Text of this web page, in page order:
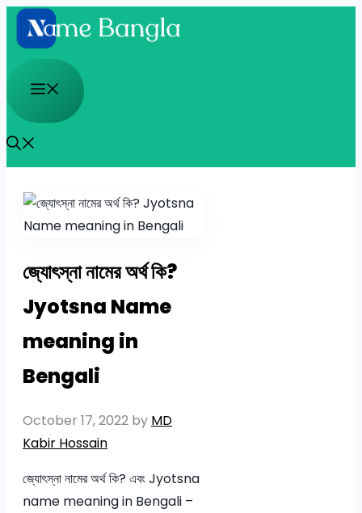
Skip
to
content
Menu
জ্যোৎস্না নামের অর্থ কি?
Jyotsna Name
meaning in
Bengali
October 17, 2022 by MD
Kabir Hossain
জ্যোৎস্না নামের অর্থ কি? এবং Jyotsna
name meaning in Bengali –